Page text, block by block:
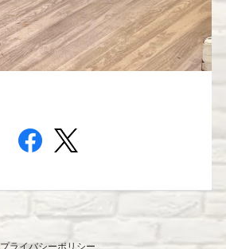
プライバシーポリシー